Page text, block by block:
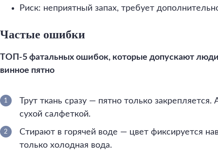
Риск: неприятный запах, требует
Частые ошибки
ТОП-5 фатальных ошибок, которые допускают
винное пятно
Трут ткань сразу — пятно только закрепляется.
сухой салфеткой.
Стирают в горячей воде — цвет фиксируется
только холодная вода.